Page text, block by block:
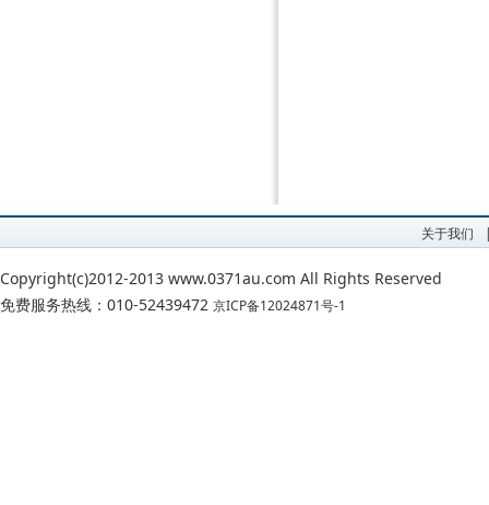
关于我们
Copyright(c)2012-2013 www.0371au.com All Rights Reserved
免费服务热线：010-52439472 京ICP备12024871号-1